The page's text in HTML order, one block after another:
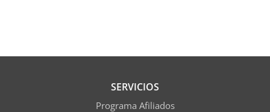
SERVICIOS
Programa Afiliados